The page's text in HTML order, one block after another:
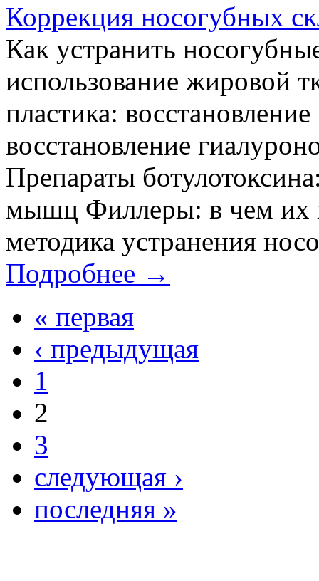
Коррекция носогубных
Как устранить
использование жировой
пластика:
восстановление
Препараты
мышц Филлеры: в чем их
методика устранения
Подробнее →
« первая
‹ предыдущая
1
2
3
следующая ›
последняя »